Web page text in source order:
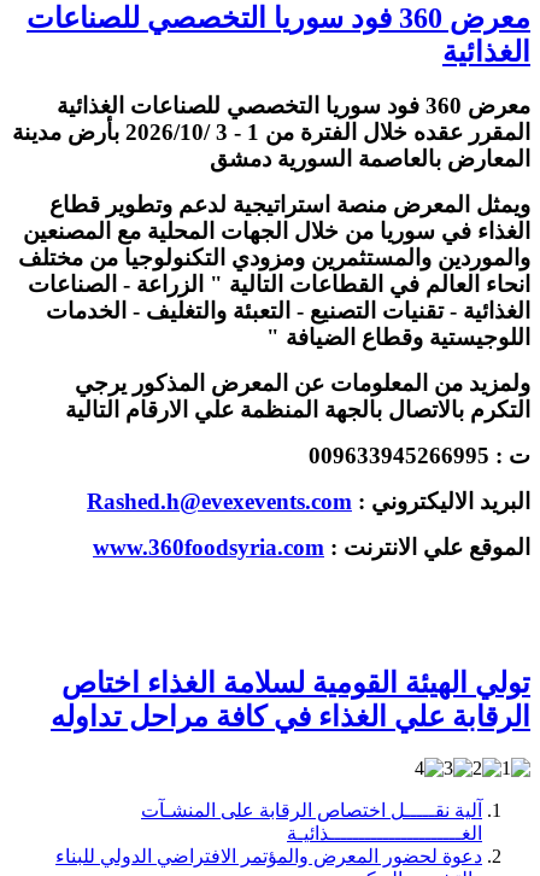
معرض 360 فود سوريا التخصصي للصناعات
الغذائية
معرض 360 فود سوريا التخصصي للصناعات الغذائية
المقرر عقده خلال الفترة من 1 - 3 /2026/10 بأرض مدينة
المعارض بالعاصمة السورية دمشق
ويمثل المعرض منصة استراتيجية لدعم وتطوير قطاع
الغذاء في سوريا من خلال الجهات المحلية مع المصنعين
والموردين والمستثمرين ومزودي التكنولوجيا من مختلف
انحاء العالم في القطاعات التالية " الزراعة - الصناعات
الغذائية - تقنيات التصنيع - التعبئة والتغليف - الخدمات
اللوجيستية وقطاع الضيافة "
ولمزيد من المعلومات عن المعرض المذكور يرجي
التكرم بالاتصال بالجهة المنظمة علي الارقام التالية
ت : 009633945266995
البريد الاليكتروني : Rashed.h@evexevents.com
الموقع علي الانترنت : www.360foodsyria.com
تولي الهيئة القومية لسلامة الغذاء اختاص
الرقابة علي الغذاء في كافة مراحل تداوله
آلية نقـــــل اختصاص الرقابة على المنشـآت
الغــــــــــــــــــــــذائيـة
دعوة لحضور المعرض والمؤتمر الافتراضي الدولي للبناء